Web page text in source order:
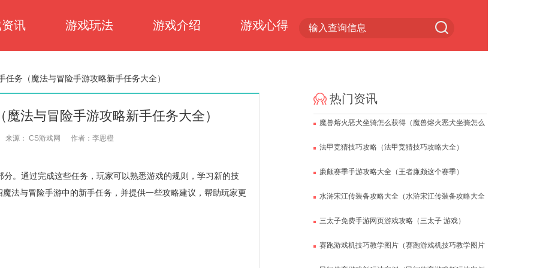
讯 游戏玩法 游戏介绍 游戏心得 小游戏专区
任务（魔法与冒险手游攻略新手任务大全）
法与冒险手游攻略新手任务大全）
来源： CS游戏网 作者：李恩橙
。通过完成这些任务，玩家可以熟悉游戏的规则，学习新的技
法与冒险手游中的新手任务，并提供一些攻略建议，帮助玩家更
热门资讯
魔兽熔火恶犬坐骑怎么获得（魔兽熔火恶犬坐骑怎么
法甲竞猜技巧攻略（法甲竞猜技巧攻略大全）
廉颇赛季手游攻略大全（王者廉颇这个赛季）
水浒宋江传装备攻略大全（水浒宋江传装备攻略大全
三太子免费手游网页游戏攻略（三太子 游戏）
赛跑游戏机技巧教学图片（赛跑游戏机技巧教学图片